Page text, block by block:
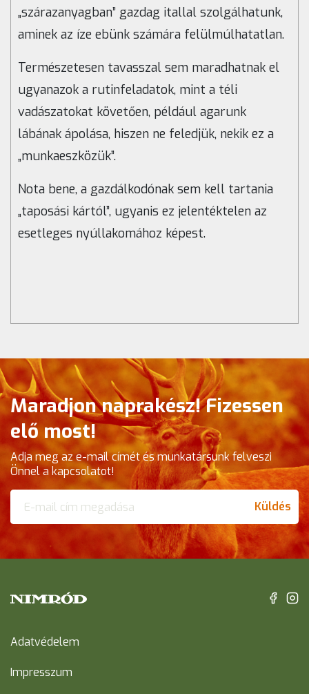
„szárazanyagban” gazdag itallal szolgálhatunk,
aminek az íze ebünk számára felülmúlhatatlan.
Természetesen tavasszal sem maradhatnak el
ugyanazok a rutinfeladatok, mint a téli
vadászatokat követően, például agarunk
lábának ápolása, hiszen ne feledjük, nekik ez a
„munkaeszközük”.
Nota bene, a gazdálkodónak sem kell tartania
„taposási kártól”, ugyanis ez jelentéktelen az
esetleges nyúllakomához képest.
Maradjon naprakész! Fizessen
elő most!
Adja meg az e-mail címét és munkatársunk felveszi
Önnel a kapcsolatot!
Küldés
Adatvédelem
Impresszum